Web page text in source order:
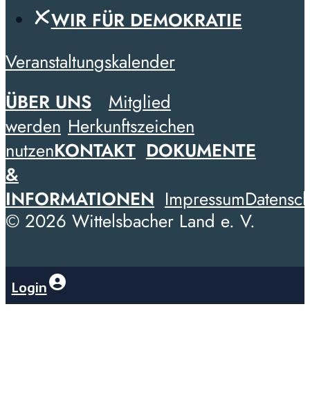
WIR FÜR DEMOKRATIE
Veranstaltungskalender
ÜBER UNS
Mitglied
werden Herkunftszeichen
nutzenKONTAKT DOKUMENTE
&
INFORMATIONEN Impressum
© 2026 Wittelsbacher Land e. V.
Login